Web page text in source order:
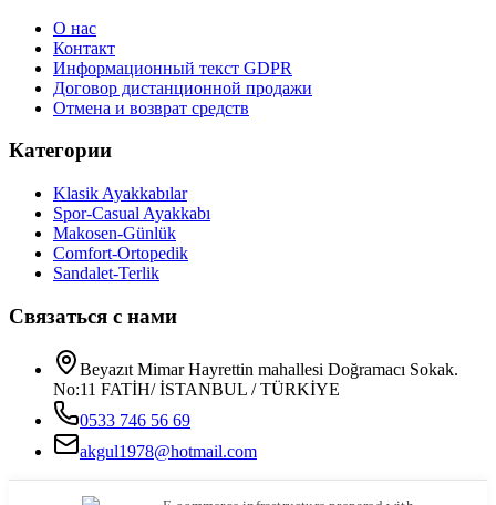
О нас
Контакт
Информационный текст GDPR
Договор дистанционной продажи
Отмена и возврат средств
Категории
Klasik Ayakkabılar
Spor-Casual Ayakkabı
Makosen-Günlük
Comfort-Ortopedik
Sandalet-Terlik
Связаться с нами
Beyazıt Mimar Hayrettin mahallesi Doğramacı Sokak.
No:11 FATİH/ İSTANBUL / TÜRKİYE
0533 746 56 69
akgul1978@hotmail.com